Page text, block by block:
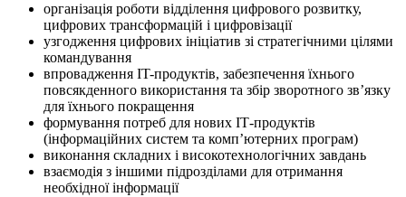
організація роботи відділення цифрового розвитку,
цифрових трансформацій і цифровізації
узгодження цифрових ініціатив зі стратегічними цілями
командування
впровадження ІT-продуктів, забезпечення їхнього
повсякденного використання та збір зворотного зв’язку
для їхнього покращення
формування потреб для нових ІТ-продуктів
(інформаційних систем та комп’ютерних програм)
виконання складних і високотехнологічних завдань
взаємодія з іншими підрозділами для отримання
необхідної інформації